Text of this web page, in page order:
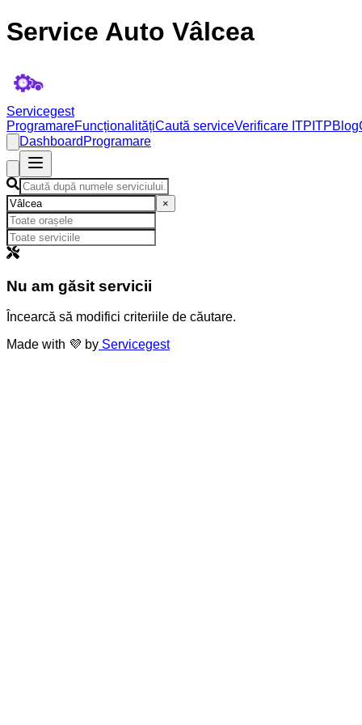
Service Auto Vâlcea
Servicegest
ProgramareFuncționalitățiCaută serviceVerificare ITP ITPBlog
Dashboard Programare
×
Nu am găsit servicii
Încearcă să modifici criteriile de căutare.
Made with 💜 by Servicegest